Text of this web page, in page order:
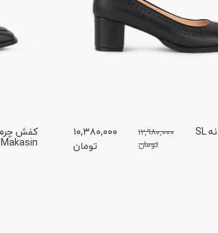
کفش چرم زنانه SL
۱۲,۹۸۰,۰۰۰
تومان
۱۰,۳۸۰,۰۰۰
تومان
Makasin